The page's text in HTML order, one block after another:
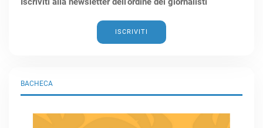
BACHECA
ISCRIVITI